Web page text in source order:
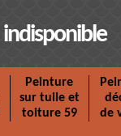
indisponible
Peinture
sur tuile et
toiture 59
de